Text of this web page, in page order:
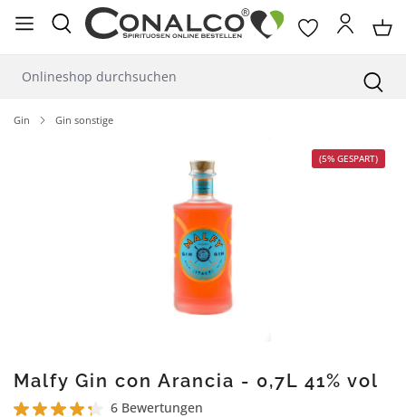
springen
Gin Gin sonstige
(5% GESPART)
Malfy Gin con Arancia - 0,7L 41% vol
6 Bewertungen